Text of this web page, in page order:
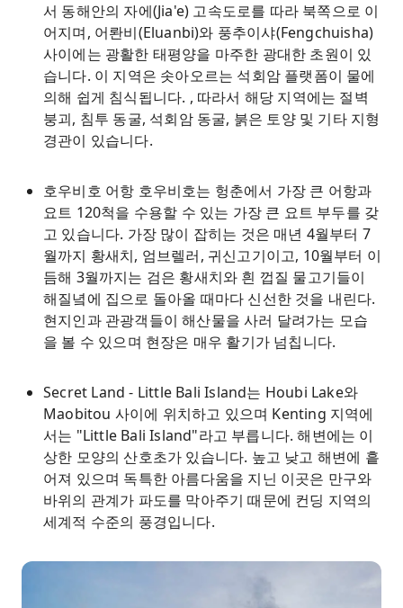
서 동해안의 자에(Jia'e) 고속도로를 따라 북쪽으로 이
어지며, 어롼비(Eluanbi)와 풍추이샤(Fengchuisha)
사이에는 광활한 태평양을 마주한 광대한 초원이 있
습니다. 이 지역은 솟아오르는 석회암 플랫폼이 물에
의해 쉽게 침식됩니다. , 따라서 해당 지역에는 절벽
붕괴, 침투 동굴, 석회암 동굴, 붉은 토양 및 기타 지형
경관이 있습니다.
호우비호 어항 호우비호는 헝춘에서 가장 큰 어항과
요트 120척을 수용할 수 있는 가장 큰 요트 부두를 갖
고 있습니다. 가장 많이 잡히는 것은 매년 4월부터 7
월까지 황새치, 엄브렐러, 귀신고기이고, 10월부터 이
듬해 3월까지는 검은 황새치와 흰 껍질 물고기들이
해질녘에 집으로 돌아올 때마다 신선한 것을 내린다.
현지인과 관광객들이 해산물을 사러 달려가는 모습
을 볼 수 있으며 현장은 매우 활기가 넘칩니다.
Secret Land - Little Bali Island는 Houbi Lake와
Maobitou 사이에 위치하고 있으며 Kenting 지역에
서는 "Little Bali Island"라고 부릅니다. 해변에는 이
상한 모양의 산호초가 있습니다. 높고 낮고 해변에 흩
어져 있으며 독특한 아름다움을 지닌 이곳은 만구와
바위의 관계가 파도를 막아주기 때문에 컨딩 지역의
세계적 수준의 풍경입니다.